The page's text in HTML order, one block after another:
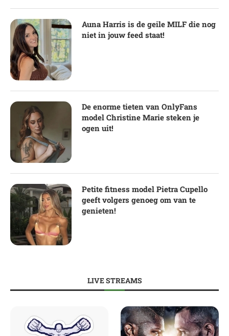
Auna Harris is de geile MILF die nog
niet in jouw feed staat!
De enorme tieten van OnlyFans
model Christine Marie steken je
ogen uit!
Petite fitness model Pietra Cupello
geeft volgers genoeg om van te
genieten!
LIVE STREAMS